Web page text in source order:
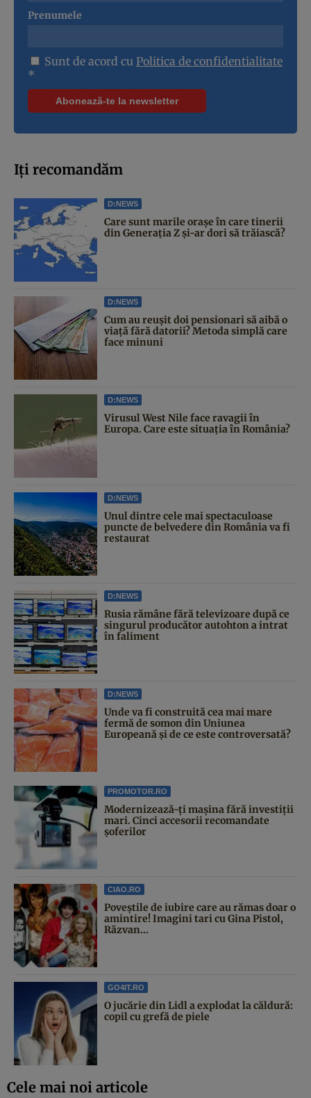
Prenumele
Sunt de acord cu Politica de confidentialitate
*
Iți recomandăm
D:NEWS
Care sunt marile orașe în care tinerii
din Generația Z și-ar dori să trăiască?
D:NEWS
Cum au reușit doi pensionari să aibă o
viață fără datorii? Metoda simplă care
face minuni
D:NEWS
Virusul West Nile face ravagii în
Europa. Care este situația în România?
D:NEWS
Unul dintre cele mai spectaculoase
puncte de belvedere din România va fi
restaurat
D:NEWS
Rusia rămâne fără televizoare după ce
singurul producător autohton a intrat
în faliment
D:NEWS
Unde va fi construită cea mai mare
fermă de somon din Uniunea
Europeană și de ce este controversată?
PROMOTOR.RO
Modernizează-ți mașina fără investiții
mari. Cinci accesorii recomandate
șoferilor
CIAO.RO
Poveştile de iubire care au rămas doar o
amintire! Imagini tari cu Gina Pistol,
Răzvan...
GO4IT.RO
O jucărie din Lidl a explodat la căldură:
copil cu grefă de piele
Cele mai noi articole